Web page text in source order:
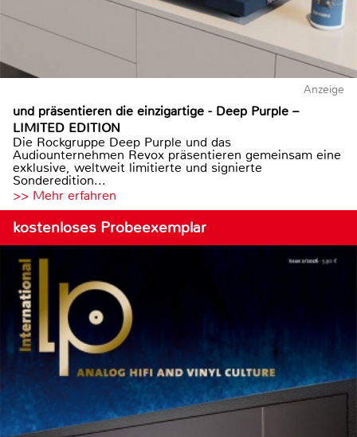
Anzeige
und präsentieren die einzigartige - Deep Purple –
LIMITED EDITION
Die Rockgruppe Deep Purple und das
Audiounternehmen Revox präsentieren gemeinsam eine
exklusive, weltweit limitierte und signierte
Sonderedition...
>> Mehr erfahren
kostenloses Probeexemplar